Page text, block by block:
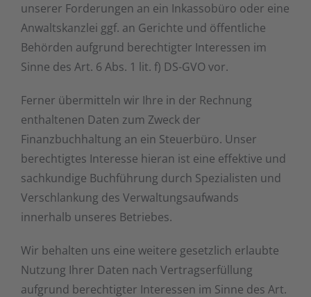
unserer Forderungen an ein Inkassobüro oder eine
Anwaltskanzlei ggf. an Gerichte und öffentliche
Behörden aufgrund berechtigter Interessen im
Sinne des Art. 6 Abs. 1 lit. f) DS-GVO vor.
Ferner übermitteln wir Ihre in der Rechnung
enthaltenen Daten zum Zweck der
Finanzbuchhaltung an ein Steuerbüro. Unser
berechtigtes Interesse hieran ist eine effektive und
sachkundige Buchführung durch Spezialisten und
Verschlankung des Verwaltungsaufwands
innerhalb unseres Betriebes.
Wir behalten uns eine weitere gesetzlich erlaubte
Nutzung Ihrer Daten nach Vertragserfüllung
aufgrund berechtigter Interessen im Sinne des Art.